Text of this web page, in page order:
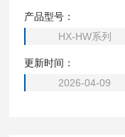
操作方便,实验COD恒
品。
产品型号：
HX-HW系列
更新时间：
2026-04-09